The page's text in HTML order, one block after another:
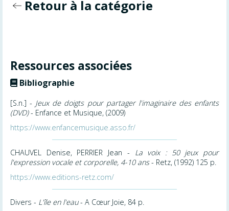
Retour à la catégorie
Ressources associées
Bibliographie
[S.n.] - Jeux de doigts pour partager l'imaginaire des enfants
(DVD)- Enfance et Musique, (2009)
https://www.enfancemusique.asso.fr/
CHAUVEL Denise, PERRIER Jean - La voix : 50 jeux pour
l'expression vocale et corporelle, 4-10 ans- Retz, (1992) 125 p.
https://www.editions-retz.com/
Divers - L'île en l'eau- A Cœur Joie, 84 p.